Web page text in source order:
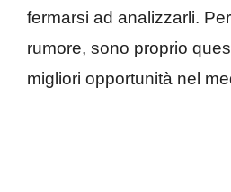
fermarsi ad analizzarli.
rumore, sono proprio
migliori opportunità nel